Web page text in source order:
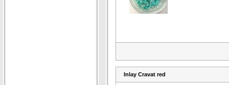
Inlay Cravat red